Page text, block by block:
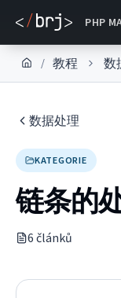
PHP
DOKUMENTACE
/ 教程 数
数据处理
KATEGORIE
链条的
6 článků